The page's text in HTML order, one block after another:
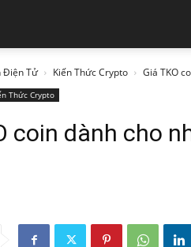
Điện Tử Kiến Thức Crypto Giá TKO
Thức Crypto
coin dành cho